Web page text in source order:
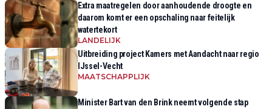
Extra maatregelen door aanhoudende droogte en
daarom komt er een opschaling naar feitelijk
watertekort
LANDELIJK
Uitbreiding project Kamers met Aandacht naar regio
IJssel-Vecht
MAATSCHAPPLIJK
Minister Bart van den Brink neemt volgende stap